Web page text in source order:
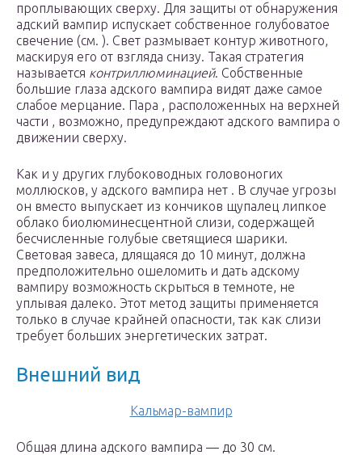
проплывающих сверху. Для защиты от обнаружения
адский вампир испускает собственное голубоватое
свечение (см. ). Свет размывает контур животного,
маскируя его от взгляда снизу. Такая стратегия
называется контриллюминацией. Собственные
большие глаза адского вампира видят даже самое
слабое мерцание. Пара , расположенных на верхней
части , возможно, предупреждают адского вампира о
движении сверху.
Как и у других глубоководных головоногих
моллюсков, у адского вампира нет . В случае угрозы
он вместо выпускает из кончиков щупалец липкое
облако биолюминесцентной слизи, содержащей
бесчисленные голубые светящиеся шарики.
Световая завеса, длящаяся до 10 минут, должна
предположительно ошеломить и дать адскому
вампиру возможность скрыться в темноте, не
уплывая далеко. Этот метод защиты применяется
только в случае крайней опасности, так как слизи
требует больших энергетических затрат.
Внешний вид
Кальмар-вампир
Общая длина адского вампира — до 30 см.